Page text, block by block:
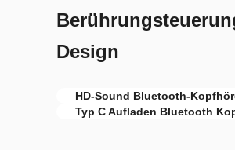
Design
HD-Sound Bluetooth-
Typ C Aufladen Bluetooth